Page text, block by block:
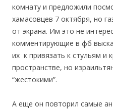
комнату и предложили
хамасовцев 7 октября, но
от экрана. Им это не
комментирующие в фб
их к привязать к стульям и
пространстве, но
“жестокими”.
А еще он повторил самые